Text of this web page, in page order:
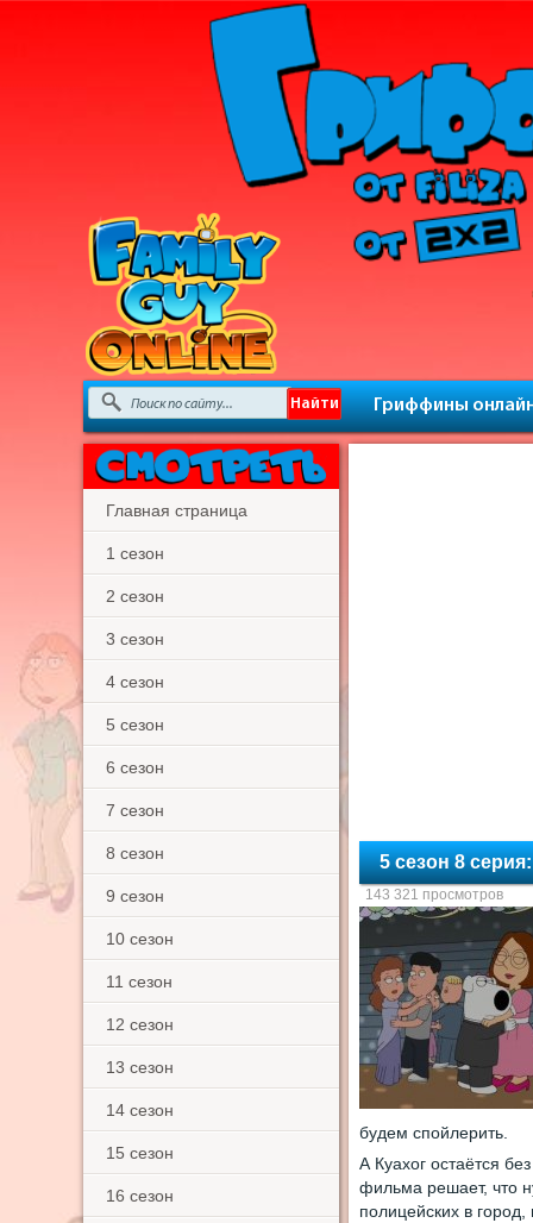
Гриффины
Главная страница
1 сезон
2 сезон
3 сезон
4 сезон
5 сезон
6 сезон
7 сезон
8 сезон
9 сезон
10 сезон
11 сезон
12 сезон
13 сезон
14 сезон
15 сезон
16 сезон
5 сезон 8
143 321 просмотров
будем спойлерить.
А Куахог остаётся без полиции. Дело в том, что Адам Вест после просмотра одного
фильма решает, что
полицейских в